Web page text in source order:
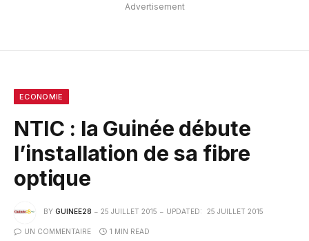
Advertisement
ECONOMIE
NTIC : la Guinée débute
l’installation de sa fibre
optique
BY GUINEE28 25 JUILLET 2015 UPDATED: 25 JUILLET 2015
UN COMMENTAIRE 1 MIN READ